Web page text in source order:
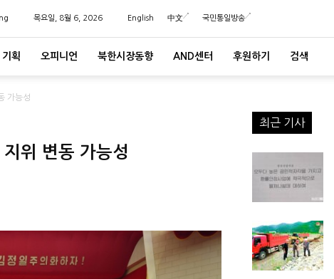
목요일, 8월 6, 2026 English 中文 국민통일방송
기획 오피니언 북한시장동향 AND센터 후원하기 검색
가능성
위 변동 가능성
최근 기사